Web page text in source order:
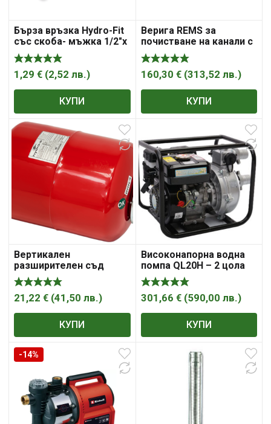
Бърза връзка Hydro-Fit
със скоба- мъжка 1/2″x
3/4″
1,29 € (2,52 лв.)
КУПИ
Верига REMS за
почистване на канали с
накрайник ф 16 мм
160,30 € (313,52 лв.)
КУПИ
Вертикален
разширителен съд
Hydro-S 8Lt
21,22 € (41,50 лв.)
КУПИ
Високонапорна водна
помпа QL20H – 2 цола
Петров
301,66 € (590,00 лв.)
КУПИ
-14%